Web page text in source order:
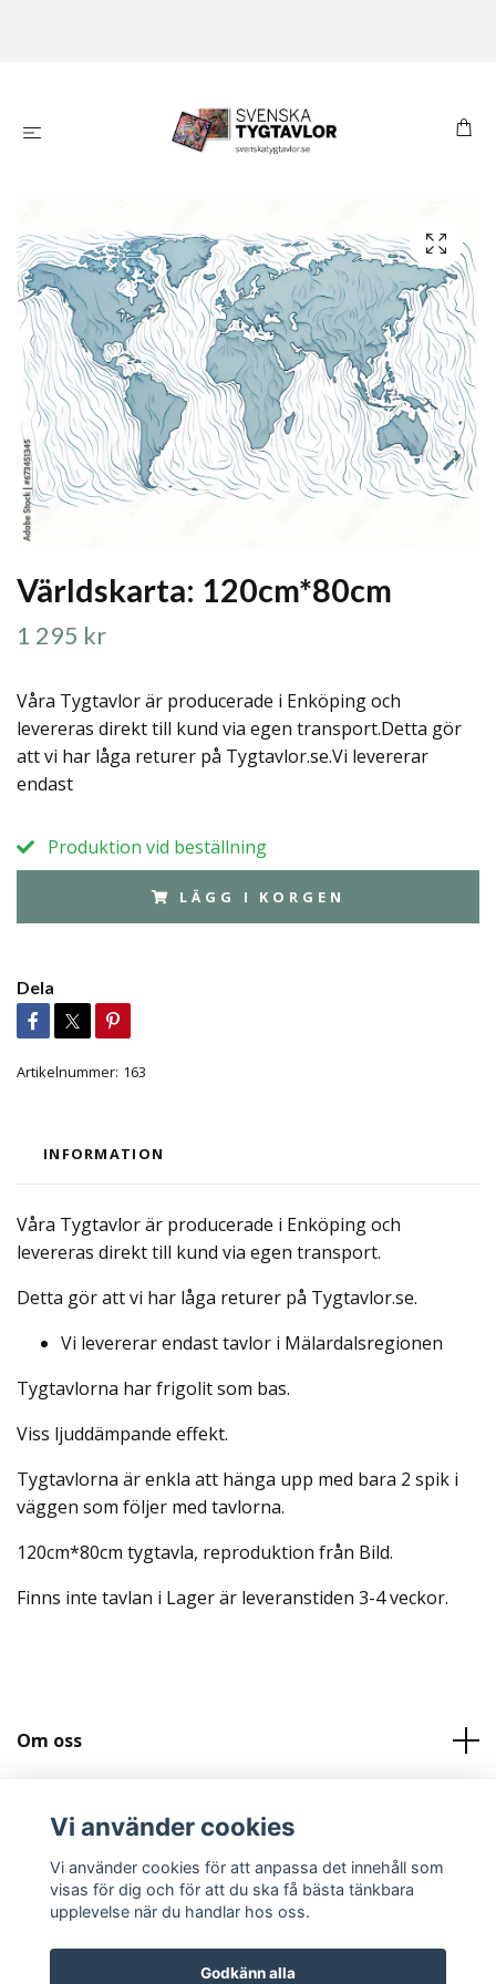
Världskarta: 120cm*80cm
1 295 kr
Våra Tygtavlor är producerade i Enköping och
levereras direkt till kund via egen transport.Detta gör
att vi har låga returer på Tygtavlor.se.Vi levererar
endast
Produktion vid beställning
LÄGG I KORGEN
Dela
Artikelnummer: 163
INFORMATION
Våra Tygtavlor är producerade i Enköping och
levereras direkt till kund via egen transport.
Detta gör att vi har låga returer på Tygtavlor.se.
Vi levererar endast tavlor i Mälardalsregionen
Tygtavlorna har frigolit som bas.
Viss ljuddämpande effekt.
Tygtavlorna är enkla att hänga upp med bara 2 spik i
väggen som följer med tavlorna.
120cm*80cm tygtavla, reproduktion från Bild.
Finns inte tavlan i Lager är leveranstiden 3-4 veckor.
Om oss
Köpvilkor och Kontakt
Vi använder cookies
Vi använder cookies för att anpassa det innehåll som
visas för dig och för att du ska få bästa tänkbara
upplevelse när du handlar hos oss.
Godkänn alla